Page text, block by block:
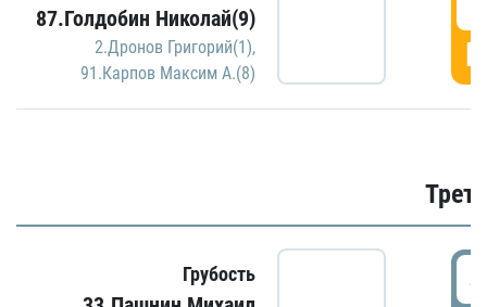
87.Голдобин Николай(9)
2.Дронов Григорий(1),
91.Карпов Максим А.(8)
Грубость